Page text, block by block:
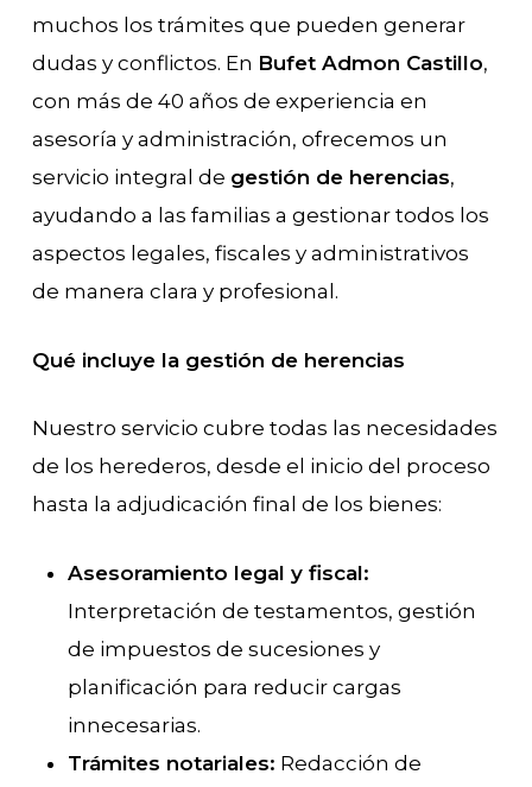
muchos los trámites que pueden generar
dudas y conflictos. En Bufet Admon Castillo,
con más de 40 años de experiencia en
asesoría y administración, ofrecemos un
servicio integral de gestión de herencias,
ayudando a las familias a gestionar todos los
aspectos legales, fiscales y administrativos
de manera clara y profesional.
Qué incluye la gestión de herencias
Nuestro servicio cubre todas las necesidades
de los herederos, desde el inicio del proceso
hasta la adjudicación final de los bienes:
Asesoramiento legal y fiscal:
Interpretación de testamentos, gestión
de impuestos de sucesiones y
planificación para reducir cargas
innecesarias.
Trámites notariales: Redacción de